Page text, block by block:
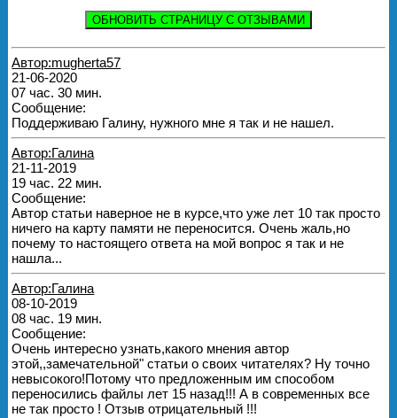
ОБНОВИТЬ СТРАНИЦУ С ОТЗЫВАМИ
Автор:mugherta57
21-06-2020
07 час. 30 мин.
Сообщение:
Поддерживаю Галину, нужного мне я так и не нашел.
Автор:Галина
21-11-2019
19 час. 22 мин.
Сообщение:
Автор статьи наверное не в курсе,что уже лет 10 так просто
ничего на карту памяти не переносится. Очень жаль,но
почему то настоящего ответа на мой вопрос я так и не
нашла...
Автор:Галина
08-10-2019
08 час. 19 мин.
Сообщение:
Очень интересно узнать,какого мнения автор
этой,,замечательной" статьи о своих читателях? Ну точно
невысокого!Потому что предложенным им способом
переносились файлы лет 15 назад!!! А в современных все
не так просто ! Отзыв отрицательный !!!